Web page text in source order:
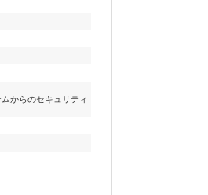
からのセキュリティ